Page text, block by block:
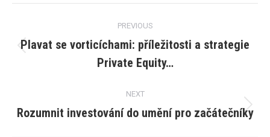
navigation
PREVIOUS
Previous
post:
Plavat se vorticíchami: příležitosti a strategie
Private Equity…
NEXT
Next
Rozumnit investování do umění pro začátečníky